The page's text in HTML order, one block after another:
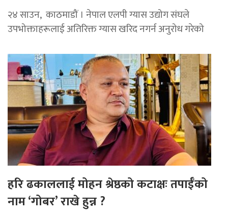
२४ साउन, काठमाडौं । नेपाल एलपी ग्यास उद्योग संघले
उपभोक्ताहरूलाई अतिरिक्त ग्यास खरिद नगर्न अनुरोध गरेको
हरि ढकाललाई मोहन श्रेष्ठको कटाक्षः तपाईँको
नाम ‘गोबर’ राखे हुन्न ?